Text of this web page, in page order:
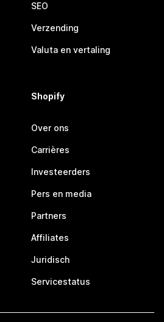
SEO
Verzending
Valuta en vertaling
Shopify
Over ons
Carrières
Investeerders
Pers en media
Partners
Affiliates
Juridisch
Servicestatus